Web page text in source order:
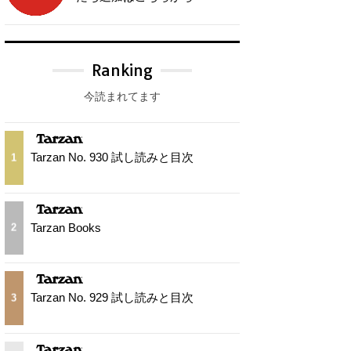
Ranking
今読まれてます
1 Tarzan No. 930 試し読みと目次
2 Tarzan Books
3 Tarzan No. 929 試し読みと目次